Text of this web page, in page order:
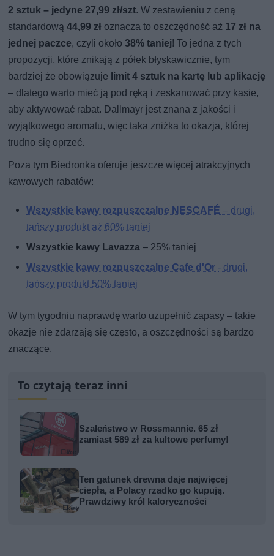
2 sztuk – jedyne 27,99 zł/szt. W zestawieniu z ceną
standardową44,99 zł oznacza to oszczędność aż 17 zł na
jednej paczce, czyli około38% taniej! To jedna z tych
propozycji, które znikają z półek błyskawicznie, tym
bardziej że obowiązuje limit 4 sztuk na kartę lub aplikację
– dlatego warto mieć ją pod ręką i zeskanować przy kasie,
aby aktywować rabat. Dallmayr jest znana z jakości i
wyjątkowego aromatu, więc taka zniżka to okazja, której
trudno się oprzeć.
Poza tym Biedronka oferuje jeszcze więcej atrakcyjnych
kawowych rabatów:
Wszystkie kawy rozpuszczalne NESCAFÉ – drugi,
tańszy produkt aż 60% taniej
Wszystkie kawy Lavazza – 25% taniej
Wszystkie kawy rozpuszczalne Cafe d'Or - drugi,
tańszy produkt 50% taniej
W tym tygodniu naprawdę warto uzupełnić zapasy – takie
okazje nie zdarzają się często, a oszczędności są bardzo
znaczące.
To czytają teraz inni
Szaleństwo w Rossmannie. 65 zł
zamiast 589 zł za kultowe perfumy!
Ten gatunek drewna daje najwięcej
ciepła, a Polacy rzadko go kupują.
Prawdziwy król kaloryczności